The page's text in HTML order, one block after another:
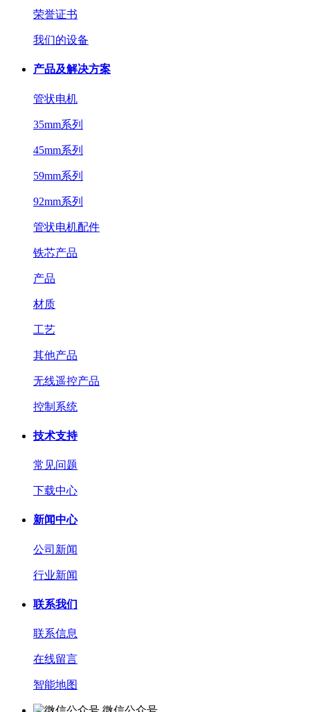
荣誉证书
我们的设备
产品及解决方案
管状电机
35mm系列
45mm系列
59mm系列
92mm系列
管状电机配件
铁芯产品
产品
材质
工艺
其他产品
无线遥控产品
控制系统
技术支持
常见问题
下载中心
新闻中心
公司新闻
行业新闻
联系我们
联系信息
在线留言
智能地图